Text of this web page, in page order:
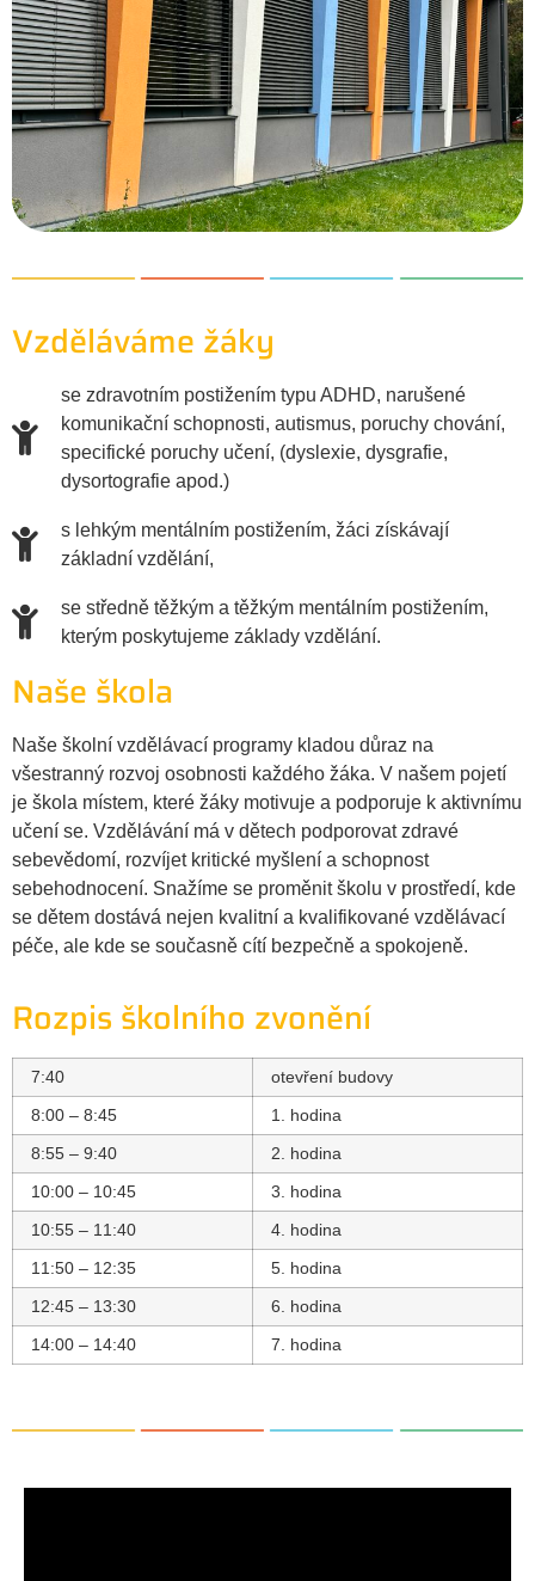
Vzděláváme žáky
se zdravotním postižením typu ADHD, narušené
komunikační schopnosti, autismus, poruchy chování,
specifické poruchy učení, (dyslexie, dysgrafie,
dysortografie apod.)
s lehkým mentálním postižením, žáci získávají
základní vzdělání,
se středně těžkým a těžkým mentálním postižením,
kterým poskytujeme základy vzdělání.
Naše škola
Naše školní vzdělávací programy kladou důraz na
všestranný rozvoj osobnosti každého žáka. V našem pojetí
je škola místem, které žáky motivuje a podporuje k aktivnímu
učení se. Vzdělávání má v dětech podporovat zdravé
sebevědomí, rozvíjet kritické myšlení a schopnost
sebehodnocení. Snažíme se proměnit školu v prostředí, kde
se dětem dostává nejen kvalitní a kvalifikované vzdělávací
péče, ale kde se současně cítí bezpečně a spokojeně.
Rozpis školního zvonění
7:40
otevření budovy
8:00 – 8:45
1. hodina
8:55 – 9:40
2. hodina
10:00 – 10:45
3. hodina
10:55 – 11:40
4. hodina
11:50 – 12:35
5. hodina
12:45 – 13:30
6. hodina
14:00 – 14:40
7. hodina